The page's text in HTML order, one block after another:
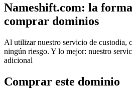
Nameshift.com: la
comprar dominios
Al utilizar nuestro servicio de custodia,
ningún riesgo. Y lo mejor: nuestro
adicional
Comprar este dominio